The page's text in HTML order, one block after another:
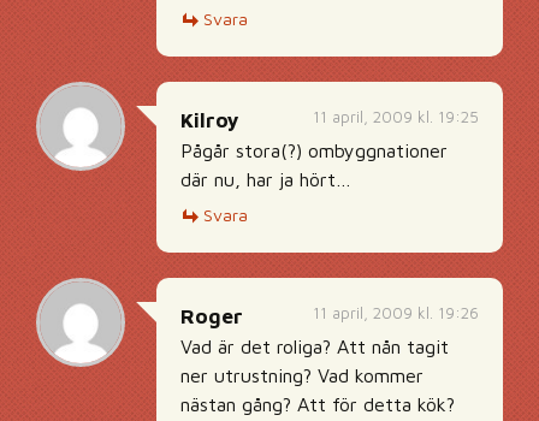
Svara
11 april, 2009 kl. 19:25
Kilroy
Pågår stora(?) ombyggnationer
där nu, har ja hört…
Svara
11 april, 2009 kl. 19:26
Roger
Vad är det roliga? Att nån tagit
ner utrustning? Vad kommer
nästan gång? Att för detta kök?